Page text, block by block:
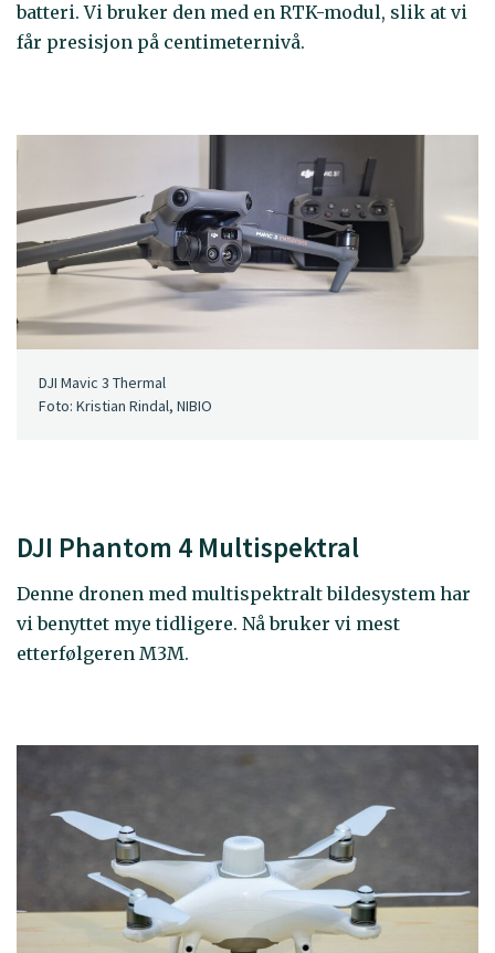
batteri. Vi bruker den med en RTK-modul, slik at vi
får presisjon på centimeternivå.
DJI Mavic 3 Thermal
Foto: Kristian Rindal, NIBIO
DJI Phantom 4 Multispektral
Denne dronen med multispektralt bildesystem har
vi benyttet mye tidligere. Nå bruker vi mest
etterfølgeren M3M.